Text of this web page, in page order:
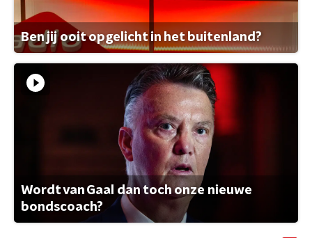
Ben jij ooit opgelicht in het buitenland?
Wordt van Gaal dan toch onze nieuwe
bondscoach?